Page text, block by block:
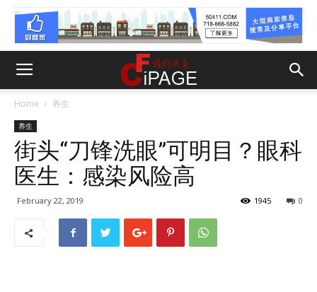
Home 养生
养生
街头“刀锋洗眼”可明目？眼科
医生：感染风险高
February 22, 2019 0
1945